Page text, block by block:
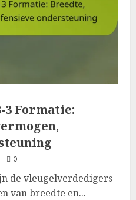
3 Formatie:
0
de vleugelverdedigers
van breedte en...